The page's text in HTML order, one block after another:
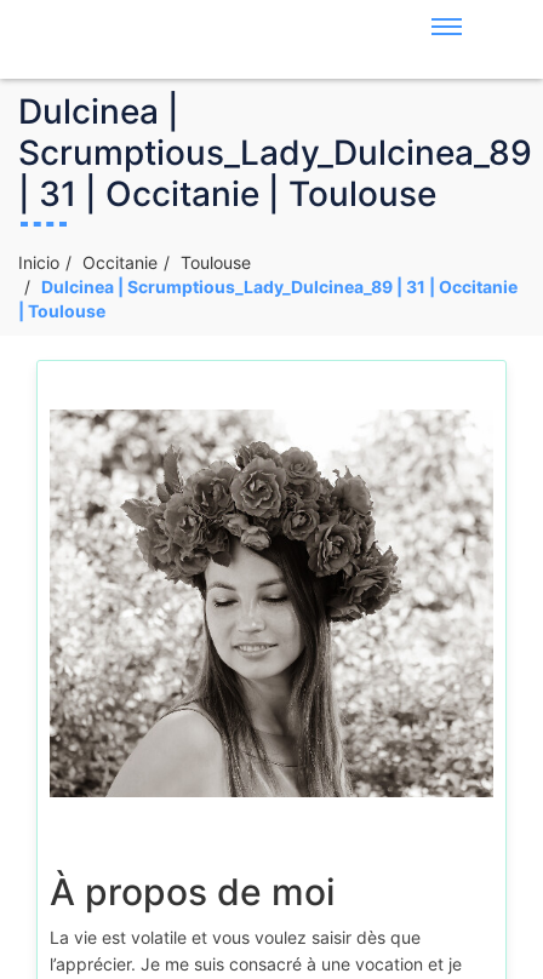
Dulcinea |
Scrumptious_Lady_Dulcinea_89
| 31 | Occitanie | Toulouse
Inicio Occitanie
Toulouse
Dulcinea | Scrumptious_Lady_Dulcinea_89 | 31 | Occitanie
| Toulouse
À propos de moi
La vie est volatile et vous voulez saisir dès que
l’apprécier. Je me suis consacré à une vocation et je